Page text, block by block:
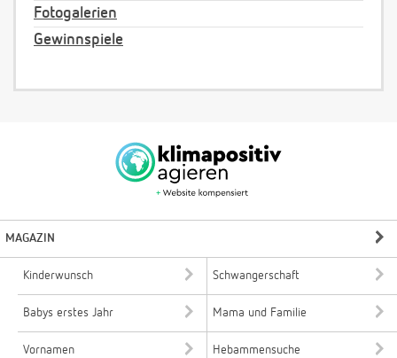
Fotogalerien
Gewinnspiele
MAGAZIN
Kinderwunsch Schwangerschaft
Babys erstes Jahr Mama und Familie
Vornamen Hebammensuche